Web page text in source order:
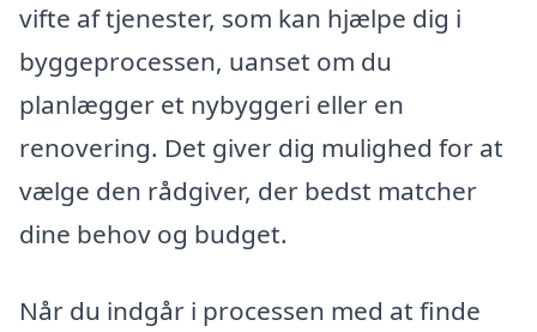
vifte af tjenester, som kan hjælpe dig i
byggeprocessen, uanset om du
planlægger et nybyggeri eller en
renovering. Det giver dig mulighed for at
vælge den rådgiver, der bedst matcher
dine behov og budget.
Når du indgår i processen med at finde